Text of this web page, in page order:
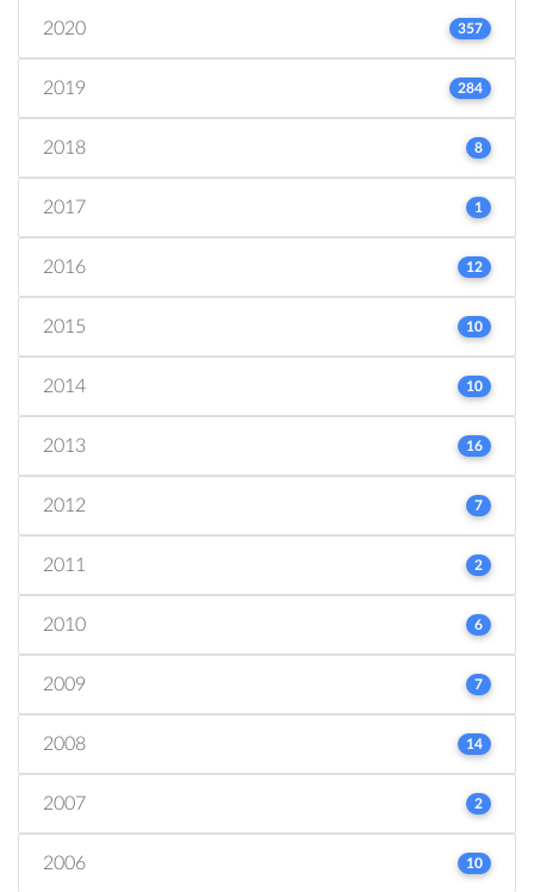
2020 357
2019 284
2018 8
2017 1
2016 12
2015 10
2014 10
2013 16
2012 7
2011 2
2010 6
2009 7
2008 14
2007 2
2006 10